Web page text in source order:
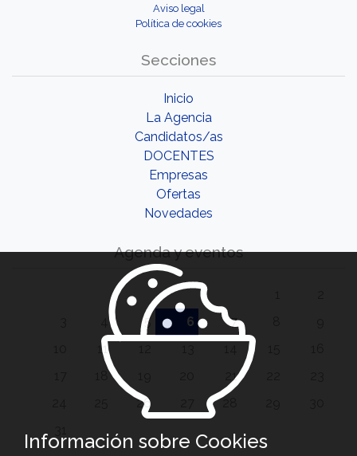
Aviso legal
Política de cookies
Secciones
Inicio
La Agencia
Candidatos/as
DOCENTES
Empresas
Ofertas
Novedades
Agenda y eventos
5 6 7
11
21
26 28
Información sobre Cookies